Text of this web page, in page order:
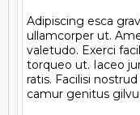
Adipiscing esca
ullamcorper ut.
valetudo. Exerci
torqueo ut. Iaceo
ratis. Facilisi
camur genitus